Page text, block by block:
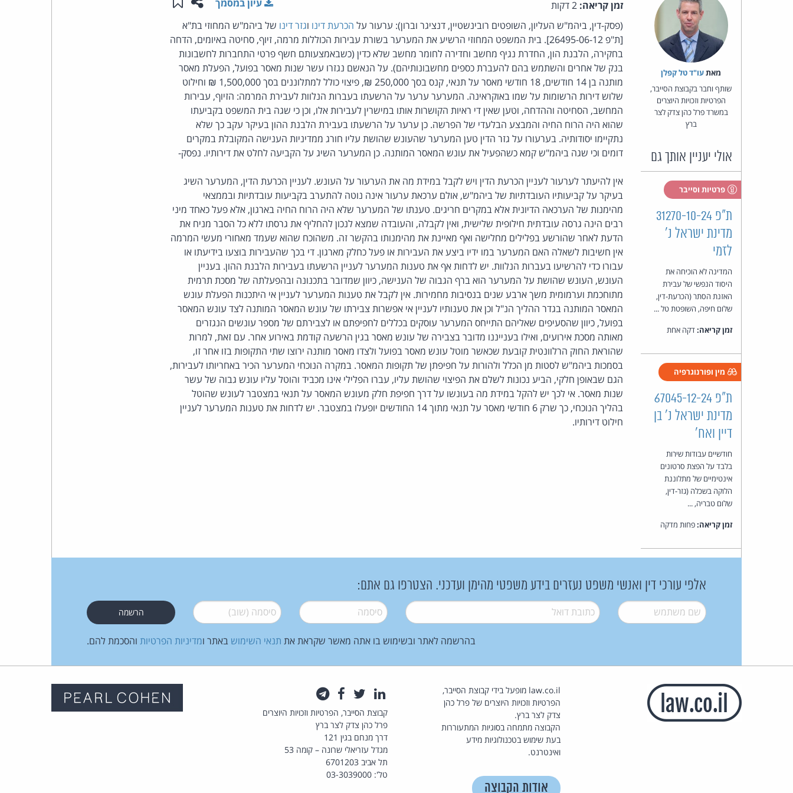
מאת‏עו"ד טל קפלן
שותף וחבר בקבוצת הסייבר,
הפרטיות וזכויות היוצרים
במשרד פרל כהן צדק לצר
ברץ
אולי יעניין אותך גם
פרטיות וסייבר
ת"פ 31270-10-24
מדינת ישראל נ'
לזמי
המדינה לא הוכיחה את
היסוד הנפשי של עבירת
האזנת הסתר (הכרעת-דין,
שלום חיפה, השופטת טל ...
זמן קריאה:דקה אחת
מין ופורנוגרפיה
ת"פ 67045-12-24
מדינת ישראל נ' בן
דיין ואח'
חודשיים עבודות שירות
בלבד על הפצת סרטונים
אינטימיים של מתלוננת
הלוקה בשכלה (גזר-דין,
שלום טבריה, ...
זמן קריאה:פחות מדקה
זמן קריאה:
עיון במסמך
(פסק-דין, ביהמ"ש העליון, השופטים רובינשטיין, דנציגר וברון): ערעור על הכרעת דינו וגזר דינו של ביהמ"ש המחוזי בת"א
[ת"פ 26495-06-12]. בית המשפט המחוזי הרשיע את המערער בשורת עבירות הכוללות מרמה, זיוף, סחיטה באיומים, הדחה
בחקירה, הלבנת הון, החדרת נגיף מחשב וחדירה לחומר מחשב שלא כדין (כשבאמצעותם חשף פרטי התחברות לחשבונות
בנק של אחרים והשתמש בהם להעברת כספים מחשבונותיהם). על הנאשם נגזרו עשר שנות מאסר בפועל, הפעלת מאסר
מותנה בן 14 חודשים, 18 חודשי מאסר על תנאי, קנס בסך 250,000 ₪, פיצוי כולל למתלוננים בסך 1,500,000 ₪ וחילוט
שלוש דירות הרשומות על שמו באוקראינה. המערער ערער על הרשעתו בעברות הנלוות לעבירת המרמה: הזיוף, עבירות
המחשב, הסחיטה וההדחה, וטען שאין די ראיות הקושרות אותו במישרין לעבירות אלו, וכן כי שגה בית המשפט בקביעתו
שהוא היה הרוח החיה והמבצע הבלעדי של הפרשה. כן ערער על הרשעתו בעבירת הלבנת ההון בעיקר עקב כך שלא
נתקיימו יסודותיה. בערעורו על גזר הדין טען המערער שהעונש שהושת עליו חורג ממדיניות הענישה המקובלת במקרים
דומים וכי שגה ביהמ"ש קמא כשהפעיל את עונש המאסר המותנה. כן המערער השיג על הקביעה לחלט את דירותיו. נפסק-
אין להיעתר לערעור לעניין הכרעת הדין ויש לקבל במידת מה את הערעור על העונש. לעניין הכרעת הדין, המערער השיג
בעיקר על קביעותיו העובדתיות של ביהמ"ש, אולם ערכאת ערעור אינה נוטה להתערב בקביעות עובדתיות ובממצאי
מהימנות של הערכאה הדיונית אלא במקרים חריגים. טענתו של המערער שלא היה הרוח החיה בארגון, אלא פעל כאחד מיני
רבים הינה גרסה עובדתית חילופית שלישית, ואין לקבלה, והעובדה שמצא לנכון להחליף את גרסתו ללא כל הסבר מניח את
הדעת לאחר שהורשע בפלילים מחלישה ואף מאיינת את מהימנותו בהקשר זה. משהוכח שהוא שעמד מאחורי מעשי המרמה
אין חשיבות לשאלה האם המערער במו ידיו ביצע את העבירות או פעל כחלק מארגון. די בכך שהעבירות בוצעו בידיעתו או
עבורו כדי להרשיעו בעברות הנלוות. יש לדחות אף את טענות המערער לעניין הרשעתו בעבירות הלבנת ההון. בעניין
העונש, העונש שהושת על המערער הוא ברף הגבוה של הענישה, כיוון שמדובר בתכנונה ובהפעלתה של מסכת תרמית
מתוחכמת וערמומית משך ארבע שנים בנסיבות מחמירות. אין לקבל את טענות המערער לעניין אי היתכנות הפעלת עונש
המאסר המותנה בגדר ההליך הנ"ל וכן את טענותיו לעניין אי אפשרות צבירתו של עונש המאסר המותנה לצד עונש המאסר
בפועל, כיוון שהסעיפים שאליהם התייחס המערער עוסקים בכללים לחפיפתם או לצבירתם של מספר עונשים הנגזרים
מאותה מסכת אירועים, ואילו בענייננו מדובר בצבירה של עונש מאסר בגין הרשעה קודמת באירוע אחר. עם זאת, למרות
שהוראת החוק הרלוונטית קובעת שכאשר מוטל עונש מאסר בפועל ולצדו מאסר מותנה ירוצו שתי התקופות בזו אחר זו,
בסמכות ביהמ"ש לסטות מן הכלל ולהורות על חפיפתן של תקופות המאסר. במקרה הנוכחי המערער הכיר באחריותו לעבירות,
הגם שבאופן חלקי, הביע נכונות לשלם את הפיצוי שהושת עליו, עברו הפלילי אינו מכביד והוטל עליו עונש גבוה של עשר
שנות מאסר. אי לכך יש להקל במידת מה בעונשו על דרך חפיפת חלק מעונש המאסר על תנאי במצטבר לעונש שהוטל
בהליך הנוכחי, כך שרק 6 חודשי מאסר על תנאי מתוך 14 החודשים יופעלו במצטבר. יש לדחות את טענות המערער לעניין
חילוט דירותיו.
אלפי עורכי דין ואנשי משפט נעזרים בידע משפטי מהימן ועדכני. הצטרפו גם אתם:
שם משתמש* דואל* סיסמה* סיסמה (שוב)*
בהרשמה לאתר ובשימוש בו אתה מאשר שקראת את תנאי השימוש באתר ומדיניות הפרטיות והסכמת להם.
law.co.il מופעל בידי קבוצת הסייבר,
הפרטיות וזכויות היוצרים של פרל כהן
צדק לצר ברץ.
הקבוצה מתמחה בסוגיות המתעוררות
בעת שימוש בטכנולוגיות מידע
ואינטרנט.
אודות הקבוצה
לינקדאין
טוויטרפייסבוק
קבוצת הסייבר, הפרטיות וזכויות היוצרים
פרל כהן צדק לצר ברץ
דרך מנחם בגין 121
מגדל עזריאלי שרונה – קומה 53
תל אביב 6701203
טל': 03-3039000